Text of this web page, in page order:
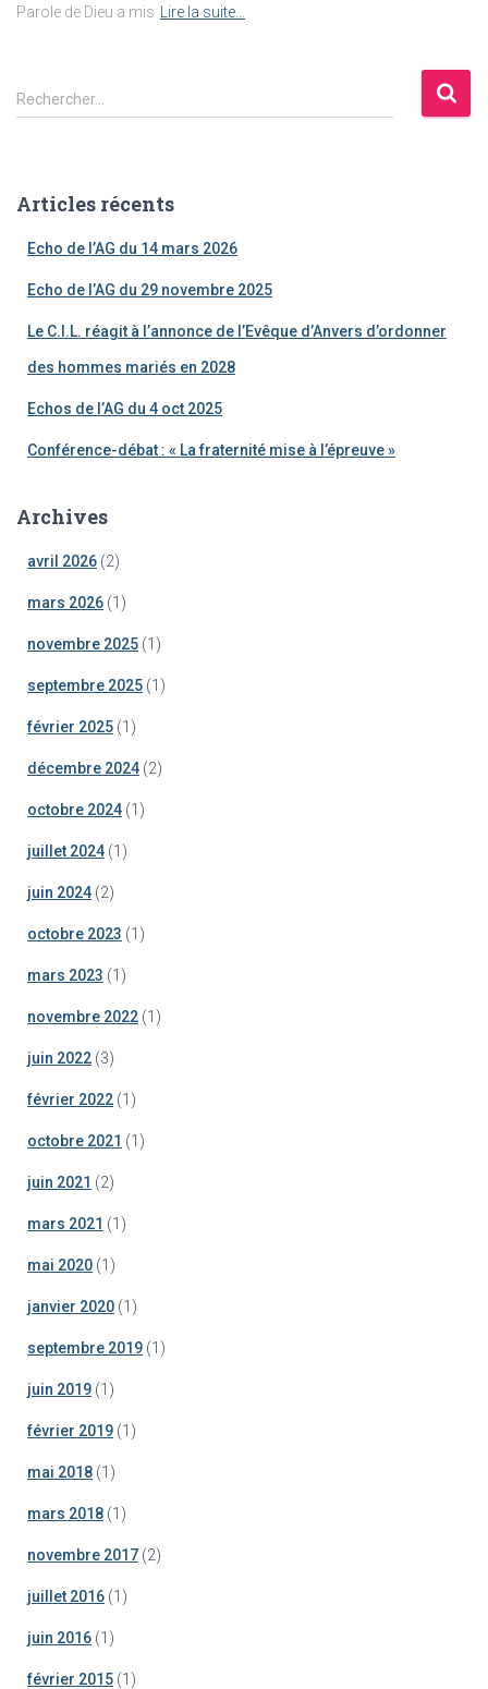
Parole de Dieu a mis
Lire la suite…
R
e
r
Rechercher…
Articles récents
Echo de l’AG du 14 mars 2026
Echo de l’AG du 29 novembre 2025
Le C.I.L. réagit à l’annonce de l’Evêque d’Anvers d’ordonner
des hommes mariés en 2028
Echos de l’AG du 4 oct 2025
Conférence-débat : « La fraternité mise à l’épreuve »
Archives
avril 2026 (2)
mars 2026 (1)
novembre 2025 (1)
septembre 2025 (1)
février 2025 (1)
décembre 2024 (2)
octobre 2024 (1)
juillet 2024 (1)
juin 2024 (2)
octobre 2023 (1)
mars 2023 (1)
novembre 2022 (1)
juin 2022 (3)
février 2022 (1)
octobre 2021 (1)
juin 2021 (2)
mars 2021 (1)
mai 2020 (1)
janvier 2020 (1)
septembre 2019 (1)
juin 2019 (1)
février 2019 (1)
mai 2018 (1)
mars 2018 (1)
novembre 2017 (2)
juillet 2016 (1)
juin 2016 (1)
février 2015 (1)